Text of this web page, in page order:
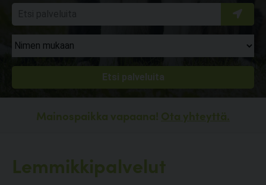
Mainospaikka vapaana! Ota yhteyttä.
Lemmikkipalvelut